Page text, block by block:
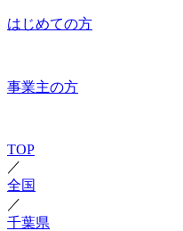
はじめての方
事業主の方
TOP
／
全国
／
千葉県